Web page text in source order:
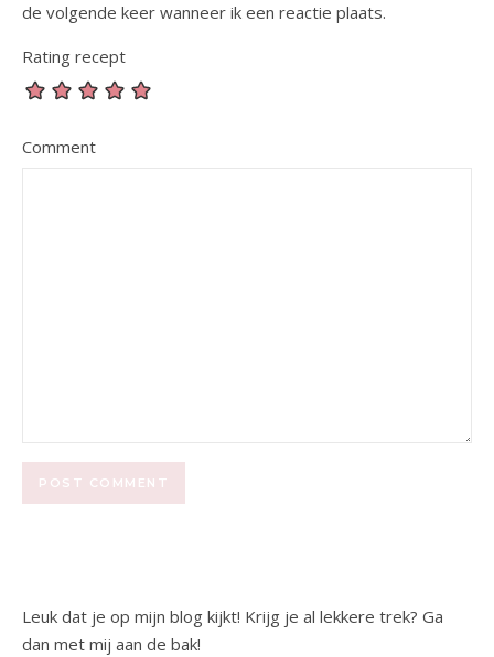
de volgende keer wanneer ik een reactie plaats.
Rating recept
Comment
Leuk dat je op mijn blog kijkt! Krijg je al lekkere trek? Ga
dan met mij aan de bak!